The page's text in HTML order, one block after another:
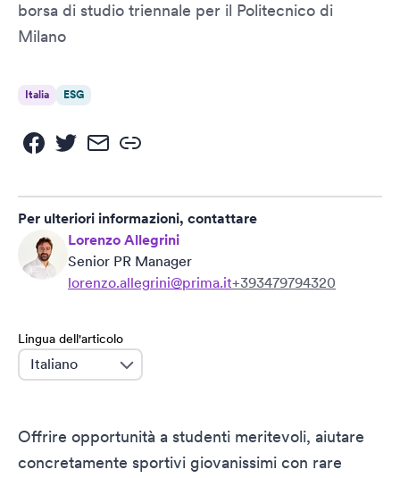
borsa di studio triennale per il Politecnico di
Milano
Italia ESG
Per ulteriori informazioni, contattare
Lorenzo Allegrini
Senior PR Manager
lorenzo.allegrini@prima.it+393479794320
Lingua dell'articolo
language
Offrire opportunità a studenti meritevoli, aiutare
concretamente sportivi giovanissimi con rare